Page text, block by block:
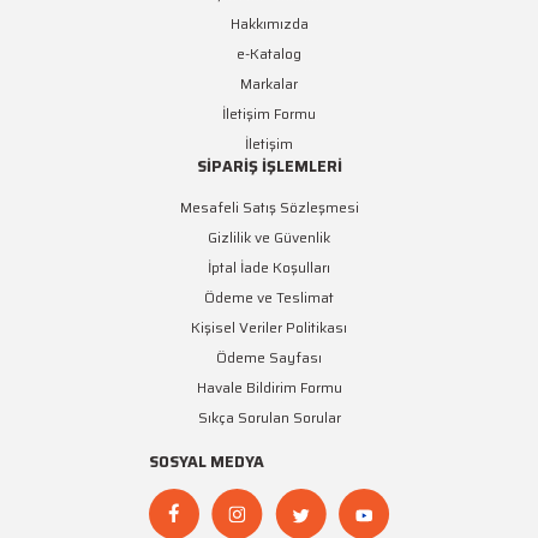
Hakkımızda
e-Katalog
Markalar
İletişim Formu
İletişim
SİPARİŞ İŞLEMLERİ
Mesafeli Satış Sözleşmesi
Gizlilik ve Güvenlik
İptal İade Koşulları
Ödeme ve Teslimat
Kişisel Veriler Politikası
Ödeme Sayfası
Havale Bildirim Formu
Sıkça Sorulan Sorular
SOSYAL MEDYA